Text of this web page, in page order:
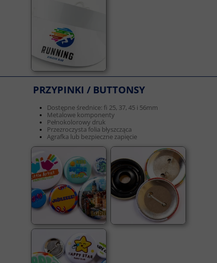
Dostępne średnice: fi 25, 37, 45 i 56mm
Metalowe komponenty
Pełnokolorowy druk
Przezroczysta folia błyszcząca
Agrafka lub bezpieczne zapięcie
PRZYPINKI / BUTTONSY